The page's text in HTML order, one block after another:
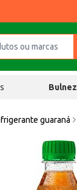
Bulnez
guaraná